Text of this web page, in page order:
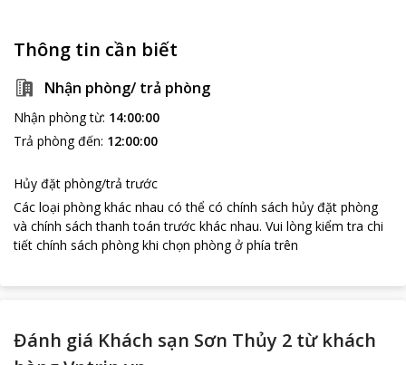
Thông tin cần biết
Nhận phòng/ trả phòng
Nhận phòng từ: 14:00:00
Trả phòng đến: 12:00:00
Hủy đặt phòng/trả trước
Các loại phòng khác nhau có thể có chính sách hủy đặt phòng
và chính sách thanh toán trước khác nhau. Vui lòng kiểm tra chi
tiết chính sách phòng khi chọn phòng ở phía trên
Đánh giá Khách sạn Sơn Thủy 2 từ khách